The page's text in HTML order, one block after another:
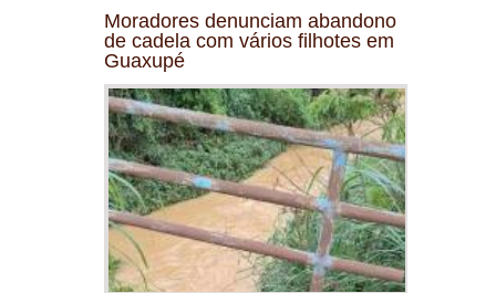
Moradores denunciam abandono
de cadela com vários filhotes em
Guaxupé